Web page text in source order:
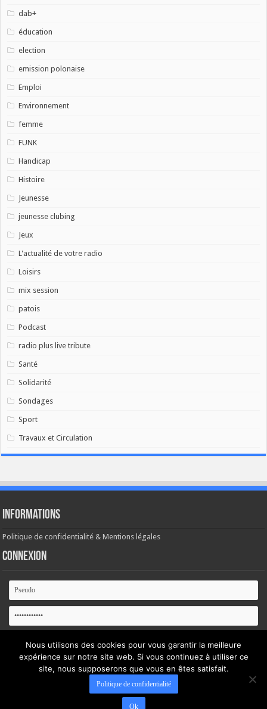
dab+
éducation
election
emission polonaise
Emploi
Environnement
femme
FUNK
Handicap
Histoire
Jeunesse
jeunesse clubing
Jeux
L'actualité de votre radio
Loisirs
mix session
patois
Podcast
radio plus live tribute
Santé
Solidarité
Sondages
Sport
Travaux et Circulation
Informations
Politique de confidentialité & Mentions légales
Connexion
Se souvenir de moi
Mot de passe oublié ?
Nous utilisons des cookies pour vous garantir la meilleure
expérience sur notre site web. Si vous continuez à utiliser ce
site, nous supposerons que vous en êtes satisfait.
Politique de confidentialité
Ok